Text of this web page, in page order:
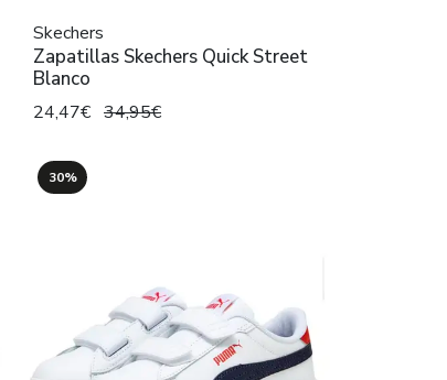
Skechers
Zapatillas Skechers Quick Street
Blanco
24,47€ 34,95€
30%